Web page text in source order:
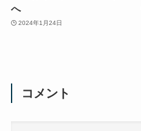
へ
2024年1月24日
コメント